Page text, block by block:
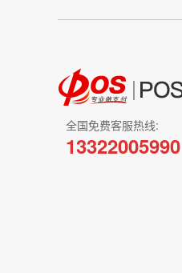
全国免费客服热线:
13322005990